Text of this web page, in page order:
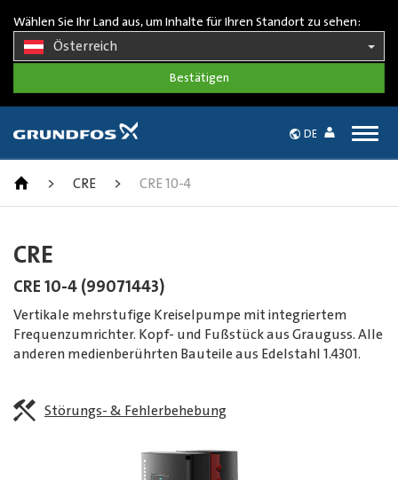
Wählen Sie Ihr Land aus, um Inhalte für Ihren Standort zu sehen:
Österreich
DE
> CRE > CRE 10-4
CRE
CRE 10-4 (99071443)
Vertikale mehrstufige Kreiselpumpe mit integriertem
Frequenzumrichter. Kopf- und Fußstück aus Grauguss. Alle
anderen medienberührten Bauteile aus Edelstahl 1.4301.
Störungs- & Fehlerbehebung